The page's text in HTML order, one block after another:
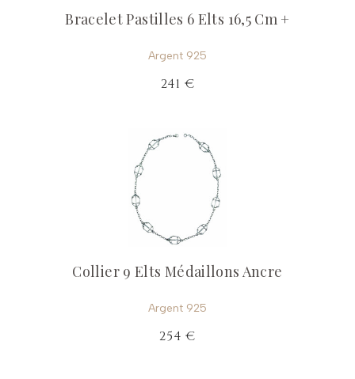
Bracelet Pastilles 6 Elts 16,5 Cm +
Argent 925
241 €
Collier 9 Elts Médaillons Ancre
Argent 925
254 €